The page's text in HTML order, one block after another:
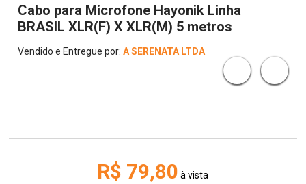
Cabo para Microfone Hayonik Linha
BRASIL XLR(F) X XLR(M) 5 metros
Vendido e Entregue por:A SERENATA LTDA
R$ 79,80 à vista